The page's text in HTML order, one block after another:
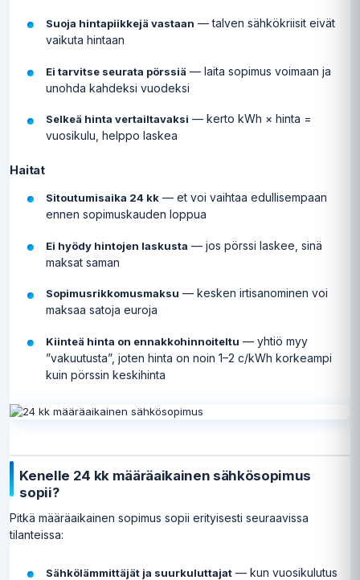
Suoja hintapiikkejä vastaan — talven sähkökriisit eivät
vaikuta hintaan
Ei tarvitse seurata pörssiä — laita sopimus voimaan ja
unohda kahdeksi vuodeksi
Selkeä hinta vertailtavaksi — kerto kWh × hinta =
vuosikulu, helppo laskea
Haitat
Sitoutumisaika 24 kk— et voi vaihtaa edullisempaan
ennen sopimuskauden loppua
Ei hyödy hintojen laskusta — jos pörssi laskee, sinä
maksat saman
Sopimusrikkomusmaksu — kesken irtisanominen voi
maksaa satoja euroja
Kiinteä hinta on ennakkohinnoiteltu — yhtiö myy
”vakuutusta”, joten hinta on noin 1–2 c/kWh korkeampi
kuin pörssin keskihinta
Kenelle 24 kk määräaikainen sähkösopimus
sopii?
Pitkä määräaikainen sopimus sopii erityisesti seuraavissa
tilanteissa:
Sähkölämmittäjät ja suurkuluttajat— kun vuosikulutus